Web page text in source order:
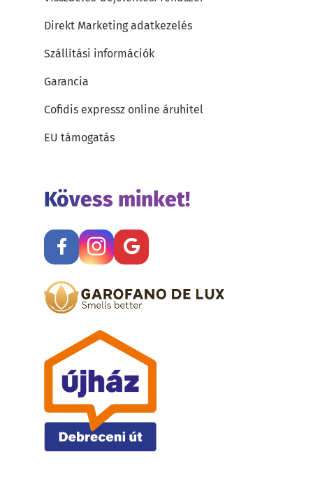
Direkt Marketing adatkezelés
Szállítási információk
Garancia
Cofidis expressz online áruhitel
EU támogatás
Kövess minket!